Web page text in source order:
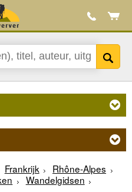
Frankrijk
Rhône-Alpes
Wandelgidsen